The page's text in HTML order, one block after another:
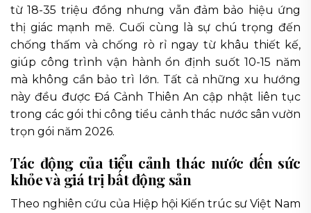
từ 18-35 triệu đồng nhưng vẫn đảm bảo hiệu ứng
thị giác mạnh mẽ. Cuối cùng là sự chú trọng đến
chống thấm và chống rò rỉ ngay từ khâu thiết kế,
giúp công trình vận hành ổn định suốt 10-15 năm
mà không cần bảo trì lớn. Tất cả những xu hướng
này đều được Đá Cảnh Thiên An cập nhật liên tục
trong các gói thi công tiểu cảnh thác nước sân vườn
trọn gói năm 2026.
Tác động của tiểu cảnh thác nước đến sức
khỏe và giá trị bất động sản
Theo nghiên cứu của Hiệp hội Kiến trúc sư Việt Nam